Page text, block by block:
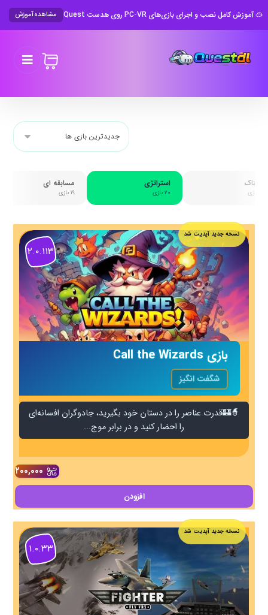
🥽 آموزش کامل نصب و اجرای بازی‌های PC-VR روی هدست Meta Quest مشاهده آموزش
ترسناک استراتژی
۲۰ بازی
مسابقه ای
۱۹ بازی
۲.۰.۱۱۳
بازی Call the Wizards
شگفت انگیز
🧙🏰قدرت عناصر را در دستان خود بگیرید، جادوگران افسانه‌ای
را احضار کنید و در برابر موج‌...
نسخه جدید آپدیت شد
۲۰۰,۰۰۰
افزودن
۱.۰.۳۳
نسخه جدید آپدیت شد